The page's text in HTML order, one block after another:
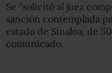
Se “solicitó al juez
sanción contemplada
estado de Sinaloa, de
comunicado.